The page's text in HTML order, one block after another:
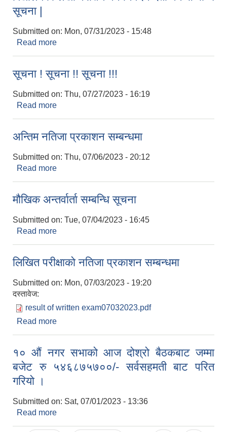
सूचना |
Submitted on: Mon, 07/31/2023 - 15:48
Read more
सूचना ! सूचना !! सूचना !!!
Submitted on: Thu, 07/27/2023 - 16:19
Read more
अन्तिम नतिजा प्रकाशन सम्बन्धमा
Submitted on: Thu, 07/06/2023 - 20:12
Read more
मौखिक अन्तर्वार्ता सम्बन्धि सूचना
Submitted on: Tue, 07/04/2023 - 16:45
Read more
लिखित परीक्षाको नतिजा प्रकाशन सम्बन्धमा
Submitted on: Mon, 07/03/2023 - 19:20
दस्तावेज:
result of written exam07032023.pdf
Read more
१० औं नगर सभाको आज दोश्रो बैठकबाट जम्मा
बजेट रु ५४६८७५७००/- सर्वसहमती बाट परित
गरियो ।
Submitted on: Sat, 07/01/2023 - 13:36
Read more